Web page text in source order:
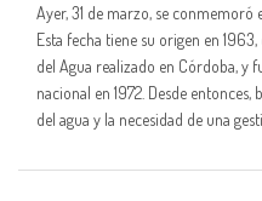
Ayer, 31 de marzo, se conmemoró
Esta fecha tiene su origen en
del Agua realizado en Córdoba, y
nacional en 1972. Desde
del agua y la necesidad de una